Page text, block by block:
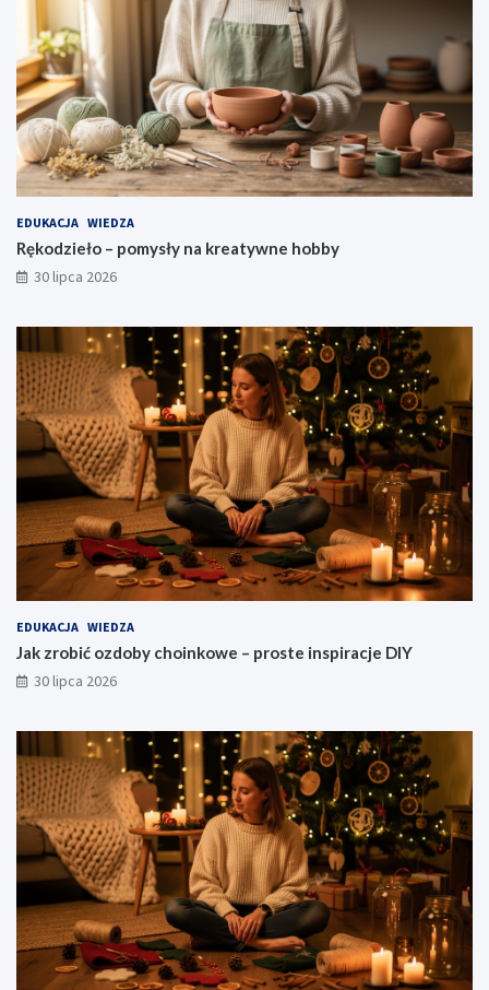
EDUKACJA WIEDZA
Rękodzieło – pomysły na kreatywne hobby
30 lipca 2026
EDUKACJA WIEDZA
Jak zrobić ozdoby choinkowe – proste inspiracje DIY
30 lipca 2026